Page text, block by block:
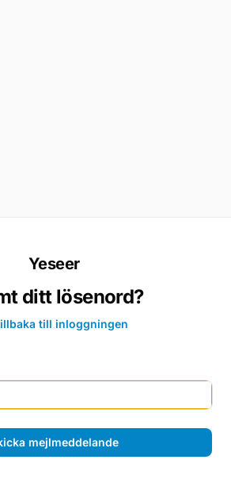
Yeseer
ditt lösenord?
till inloggningen
mejlmeddelande